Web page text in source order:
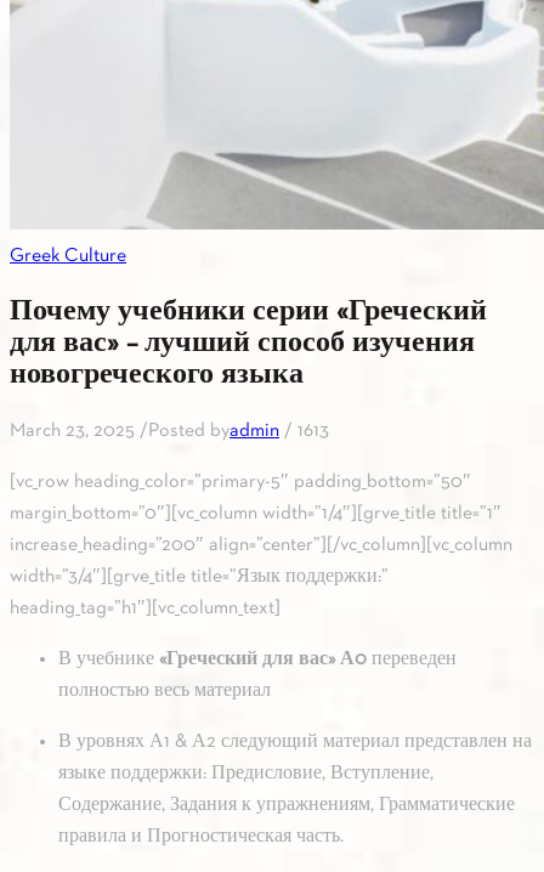
Greek Culture
Почему учебники серии «Греческий
для вас» – лучший способ изучения
новогреческого языка
March 23, 2025 /Posted byadmin / 1613
[vc_row heading_color=”primary-5″ padding_bottom=”50″
margin_bottom=”0″][vc_column width=”1/4″][grve_title title=”1″
increase_heading=”200″ align=”center”][/vc_column][vc_column
width=”3/4″][grve_title title=”Язык поддержки:”
heading_tag=”h1″][vc_column_text]
В учебнике «Греческий для вас» А0 переведен
полностью весь материал
В уровнях А1 & А2 следующий материал представлен на
языке поддержки: Предисловие, Вступление,
Содержание, Задания к упражнениям, Грамматические
правила и Прогностическая часть.